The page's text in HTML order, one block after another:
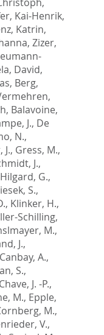
Kai-Henrik,
Katrin,
, Zizer,
David,
, Berg,
, Balavoine,
J., De
N.,
J., Gress, M.,
J.,
Hilgard, G.,
S.,
, Klinker, H.,
Schilling,
M.,
J.,
Canbay, A.,
S.,
Chave, J. -P.,
M., Epple,
M.,
V.,